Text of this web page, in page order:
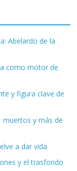
Abelardo de la
como motor de
y figura clave de
muertos y más de
a dar vida
y el trasfondo